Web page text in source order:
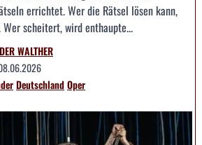
errichtet. Wer die Rätsel lösen kann,
scheitert, wird enthaupte...
WALTHER
DeutschlandOper